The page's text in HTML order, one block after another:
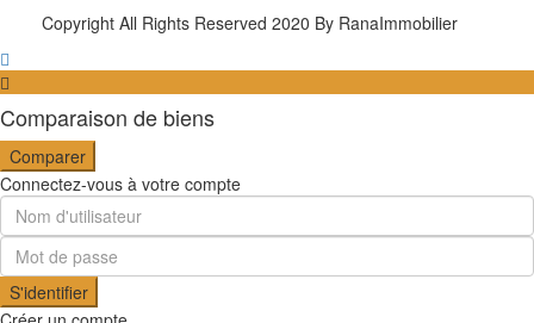
Copyright All Rights Reserved 2020 By RanaImmobilier
Comparaison de biens
Comparer
Connectez-vous à votre compte
S'identifier